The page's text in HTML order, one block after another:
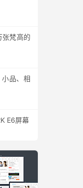
张梵高的
品、相
E6屏幕